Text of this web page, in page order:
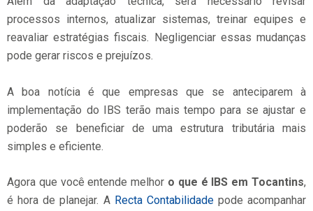
processos internos, atualizar sistemas, treinar equipes e
reavaliar estratégias fiscais. Negligenciar essas mudanças
pode gerar riscos e prejuízos.
A boa notícia é que empresas que se anteciparem à
implementação do IBS terão mais tempo para se ajustar e
poderão se beneficiar de uma estrutura tributária mais
simples e eficiente.
Agora que você entende melhor o que é IBS em Tocantins,
é hora de planejar. A Recta Contabilidadepode acompanhar